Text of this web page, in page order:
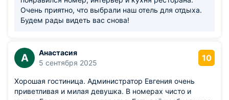
Очень приятно, что выбрали наш отель для отдыха.
Будем рады видеть вас снова!
А
Анастасия
5 сентября 2025
10
Хорошая гостиница. Администратор Евгения очень
приветливая и милая девушка. В номерах чисто и